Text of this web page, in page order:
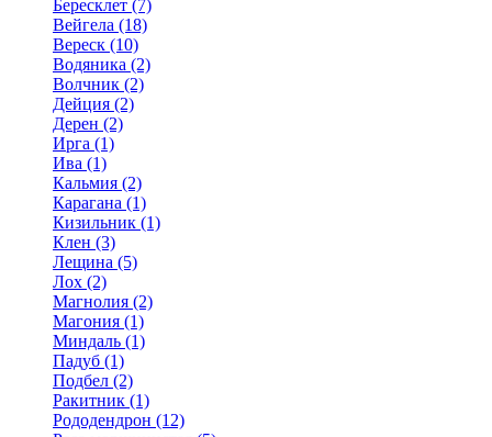
Бересклет (7)
Вейгела (18)
Вереск (10)
Водяника (2)
Волчник (2)
Дейция (2)
Дерен (2)
Ирга (1)
Ива (1)
Кальмия (2)
Карагана (1)
Кизильник (1)
Клен (3)
Лещина (5)
Лох (2)
Магнолия (2)
Магония (1)
Миндаль (1)
Падуб (1)
Подбел (2)
Ракитник (1)
Рододендрон (12)